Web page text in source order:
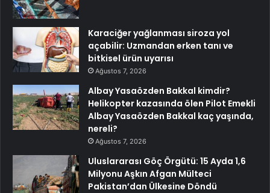
Karaciğer yağlanması siroza yol
açabilir: Uzmandan erken tanı ve
bitkisel ürün uyarısı
Ağustos 7, 2026
Albay Yasaözden Bakkal kimdir?
Helikopter kazasında ölen Pilot Emekli
Albay Yasaözden Bakkal kaç yaşında,
nereli?
Ağustos 7, 2026
Uluslararası Göç Örgütü: 15 Ayda 1,6
Milyonu Aşkın Afgan Mülteci
Pakistan’dan Ülkesine Döndü